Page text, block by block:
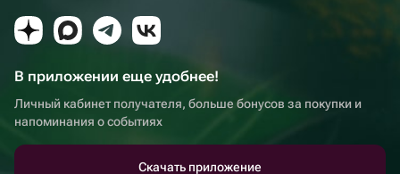
В приложении еще удобнее!
Личный кабинет получателя, больше бонусов за покупки и
напоминания о событиях
Скачать приложение